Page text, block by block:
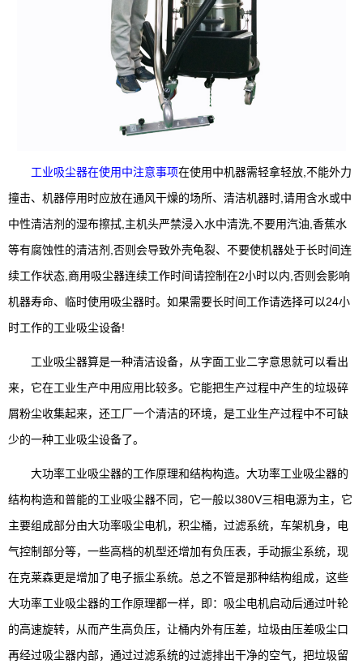
工业吸尘器在使用中注意事项在使用中机器需轻拿轻放,不能外力
撞击、机器停用时应放在通风干燥的场所、清洁机器时,请用含水或中
中性清洁剂的湿布擦拭,主机头严禁浸入水中清洗,不要用汽油,香蕉水
等有腐蚀性的清洁剂,否则会导致外壳龟裂、不要使机器处于长时间连
续工作状态,商用吸尘器连续工作时间请控制在2小时以内,否则会影响
机器寿命、临时使用吸尘器时。如果需要长时间工作请选择可以24小
时工作的工业吸尘设备!
工业吸尘器算是一种清洁设备，从字面工业二字意思就可以看出
来，它在工业生产中用应用比较多。它能把生产过程中产生的垃圾碎
屑粉尘收集起来，还工厂一个清洁的环境，是工业生产过程中不可缺
少的一种工业吸尘设备了。
大功率工业吸尘器的工作原理和结构构造。大功率工业吸尘器的
结构构造和普能的工业吸尘器不同，它一般以380V三相电源为主，它
主要组成部分由大功率吸尘电机，积尘桶，过滤系统，车架机身，电
气控制部分等，一些高档的机型还增加有负压表，手动振尘系统，现
在克莱森更是增加了电子振尘系统。总之不管是那种结构组成，这些
大功率工业吸尘器的工作原理都一样，即：吸尘电机启动后通过叶轮
的高速旋转，从而产生高负压，让桶内外有压差，垃圾由压差吸尘口
再经过吸尘器内部，通过过滤系统的过滤排出干净的空气，把垃圾留